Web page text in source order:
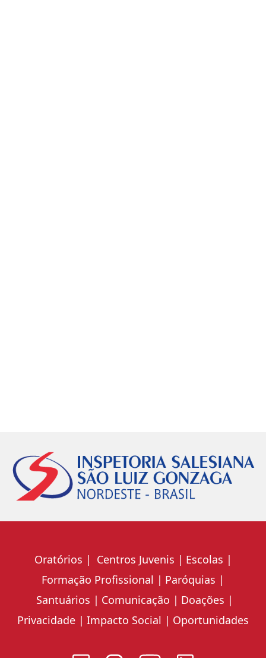
Oratórios Centros Juvenis
Escolas
Formação Profissional
Paróquias
Santuários
Comunicação
Doações
Privacidade
Impacto Social Oportunidades